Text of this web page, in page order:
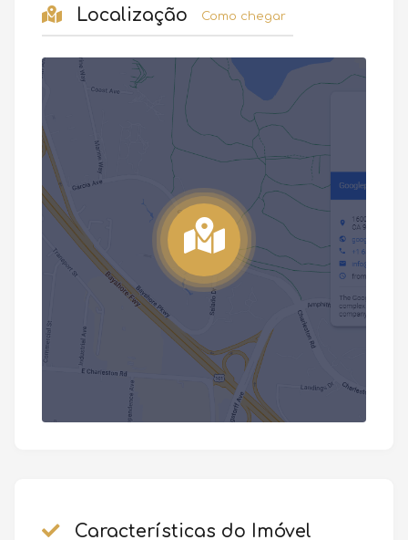
Localização Como chegar
Características do Imóvel